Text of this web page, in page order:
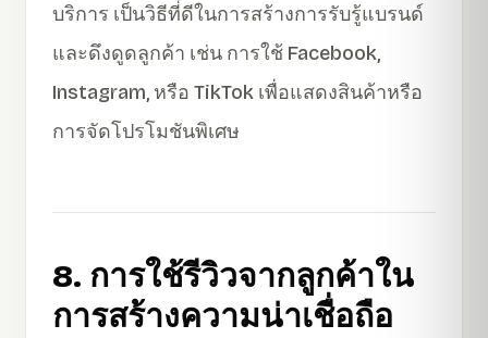
บริการ เป็นวิธีที่ดีในการสร้างการรับรู้แบรนด์
และดึงดูดลูกค้า เช่น การใช้ Facebook,
Instagram, หรือ TikTok เพื่อแสดงสินค้าหรือ
การจัดโปรโมชันพิเศษ
8. การใช้รีวิวจากลูกค้าใน
การสร้างความน่าเชื่อถือ